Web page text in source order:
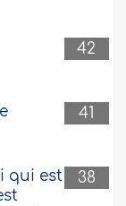
42
41
38
qui est